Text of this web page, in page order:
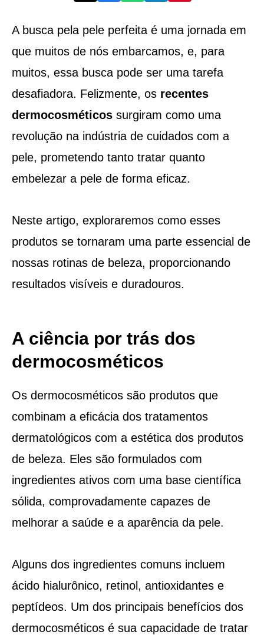
A busca pela pele perfeita é uma jornada em
que muitos de nós embarcamos, e, para
muitos, essa busca pode ser uma tarefa
desafiadora. Felizmente, os recentes
dermocosméticossurgiram como uma
revolução na indústria de cuidados com a
pele, prometendo tanto tratar quanto
embelezar a pele de forma eficaz.
Neste artigo, exploraremos como esses
produtos se tornaram uma parte essencial de
nossas rotinas de beleza, proporcionando
resultados visíveis e duradouros.
A ciência por trás dos
dermocosméticos
Os dermocosméticos são produtos que
combinam a eficácia dos tratamentos
dermatológicos com a estética dos produtos
de beleza. Eles são formulados com
ingredientes ativos com uma base científica
sólida, comprovadamente capazes de
melhorar a saúde e a aparência da pele.
Alguns dos ingredientes comuns incluem
ácido hialurônico, retinol, antioxidantes e
peptídeos. Um dos principais benefícios dos
dermocosméticos é sua capacidade de tratar